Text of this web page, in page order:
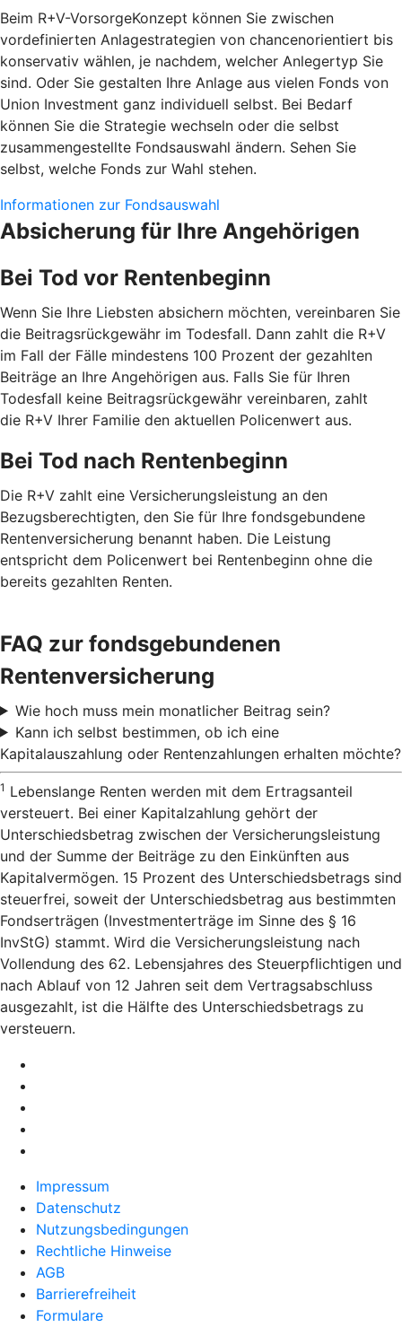
Beim R+V-VorsorgeKonzept können Sie zwischen
vordefinierten Anlagestrategien von chancenorientiert bis
konservativ wählen, je nachdem, welcher Anlegertyp Sie
sind. Oder Sie gestalten Ihre Anlage aus vielen Fonds von
Union Investment ganz individuell selbst. Bei Bedarf
können Sie die Strategie wechseln oder die selbst
zusammengestellte Fondsauswahl ändern. Sehen Sie
selbst, welche Fonds zur Wahl stehen.
Informationen zur Fondsauswahl
Absicherung für Ihre Angehörigen
Bei Tod vor Rentenbeginn
Wenn Sie Ihre Liebsten absichern möchten, vereinbaren Sie
die Beitragsrückgewähr im Todesfall. Dann zahlt die R+V
im Fall der Fälle mindestens 100 Prozent der gezahlten
Beiträge an Ihre Angehörigen aus. Falls Sie für Ihren
Todesfall keine Beitragsrückgewähr vereinbaren, zahlt
die R+V Ihrer Familie den aktuellen Policenwert aus.
Bei Tod nach Rentenbeginn
Die R+V zahlt eine Versicherungsleistung an den
Bezugsberechtigten, den Sie für Ihre fondsgebundene
Rentenversicherung benannt haben. Die Leistung
entspricht dem Policenwert bei Rentenbeginn ohne die
bereits gezahlten Renten.
FAQ zur fondsgebundenen
Rentenversicherung
Wie hoch muss mein monatlicher Beitrag sein?
Kann ich selbst bestimmen, ob ich eine
Kapitalauszahlung oder Rentenzahlungen erhalten möchte?
1 Lebenslange Renten werden mit dem Ertragsanteil
versteuert. Bei einer Kapitalzahlung gehört der
Unterschiedsbetrag zwischen der Versicherungsleistung
und der Summe der Beiträge zu den Einkünften aus
Kapitalvermögen. 15 Prozent des Unterschiedsbetrags sind
steuerfrei, soweit der Unterschiedsbetrag aus bestimmten
Fondserträgen (Investmenterträge im Sinne des § 16
InvStG) stammt. Wird die Versicherungsleistung nach
Vollendung des 62. Lebensjahres des Steuerpflichtigen und
nach Ablauf von 12 Jahren seit dem Vertragsabschluss
ausgezahlt, ist die Hälfte des Unterschiedsbetrags zu
versteuern.
Impressum
Datenschutz
Nutzungsbedingungen
Rechtliche Hinweise
AGB
Barrierefreiheit
Formulare